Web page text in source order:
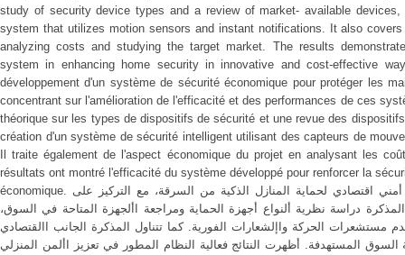
study of security device types and a review of market- available
system that utilizes motion sensors and instant notifications. It also
analyzing costs and studying the target market. The results
system in enhancing home security in innovative and cost-effective
développement d'un système de sécurité économique pour protéger les
concentrant sur l'amélioration de l'efficacité et des performances de ces
théorique sur les types de dispositifs de sécurité et une revue des
création d'un système de sécurité intelligent utilisant des capteurs de
Il traite également de l'aspect économique du projet en analysant les
résultats ont montré l'efficacité du système développé pour renforcer la
économique. ملخـص تتناول هذه المذكرة تطوير نظام أمني اقتصادي لحماية المنازل الذكية من السرقة، مع التركيز على
دراسة نظرية ألنواع أجهزة الحماية ومراجعة األجهزة المتاحة في السوق،
مستشعرات الحركة واإلشعارات الفورية. كما تتناول المذكرة الجانب االقتصادي
المستهدفة. أظهرت النتائج فعالية النظام المطور في تعزيز األمن المنزلي